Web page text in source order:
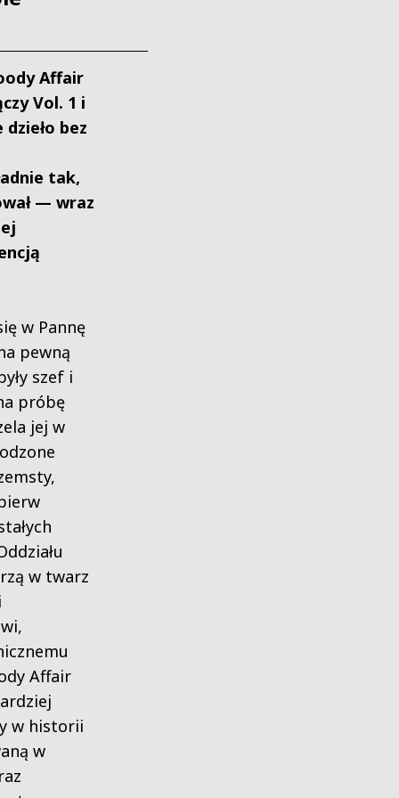
Affair
Vol. 1 i
bez
tak,
— wraz
w Pannę
pewną
szef i
próbę
jej w
w twarz
Affair
w historii
w